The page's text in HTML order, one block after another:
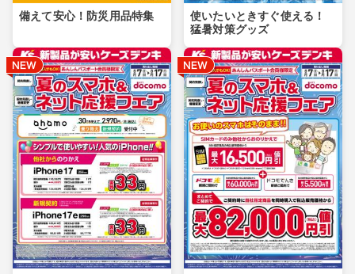
備えて安心！防災用品特集
使いたいときすぐ使える！
猛暑対策グッズ